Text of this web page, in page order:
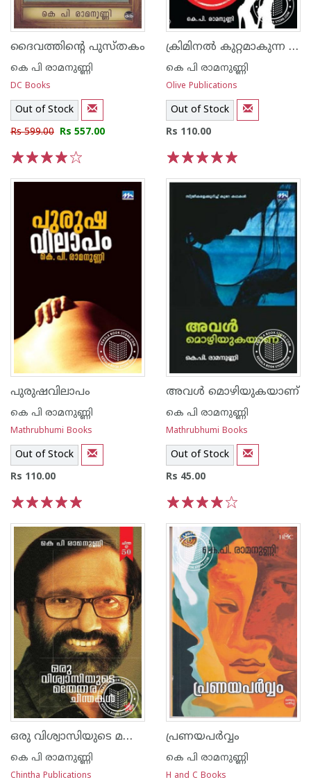
ദൈവത്തിന്റെ പുസ്തകം
കെ പി രാമനുണ്ണി
DC Books
Out of Stock
Rs 599.00 Rs 557.00
ക്രിമിനല്‍ കുറ്റമാകുന്ന രതി
കെ പി രാമനുണ്ണി
Olive Publications
Out of Stock
Rs 110.00
പുരുഷവിലാപം
കെ പി രാമനുണ്ണി
Mathrubhumi Books
Out of Stock
Rs 110.00
അവള്‍ മൊഴിയുകയാണ്‌
കെ പി രാമനുണ്ണി
Mathrubhumi Books
Out of Stock
Rs 45.00
ഒരു വിശ്വാസിയുടെ മതേതര ചിന്തകള്‍
കെ പി രാമനുണ്ണി
Chintha Publications
പ്രണയപര്‍‌വ്വം
കെ പി രാമനുണ്ണി
H and C Books